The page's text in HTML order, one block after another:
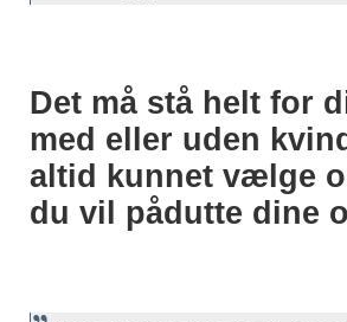
Det må stå helt for
med eller uden
altid kunnet vælge
du vil pådutte dine